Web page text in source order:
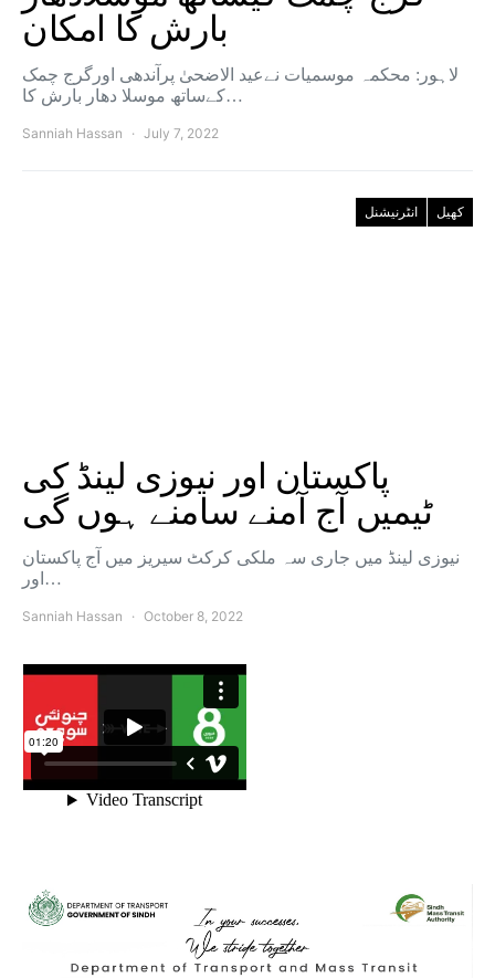
بارش کا امکان
لاہور: محکمہ موسمیات نےعید الاضحیٰ پرآندھی اورگرج چمک
کےساتھ موسلا دھار بارش کا…
Sanniah Hassan July 7, 2022
انٹرنیشنل کھیل
پاکستان اور نیوزی لینڈ کی
ٹیمیں آج آمنے سامنے ہوں گی
نیوزی لینڈ میں جاری سہ ملکی کرکٹ سیریز میں آج پاکستان
اور…
Sanniah Hassan October 8, 2022